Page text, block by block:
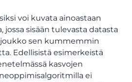
voi kuvata ainoastaan
jossa sisään tulevasta datasta
sen kummemmin
Edellisistä esimerkeistä
kasvojen
ei